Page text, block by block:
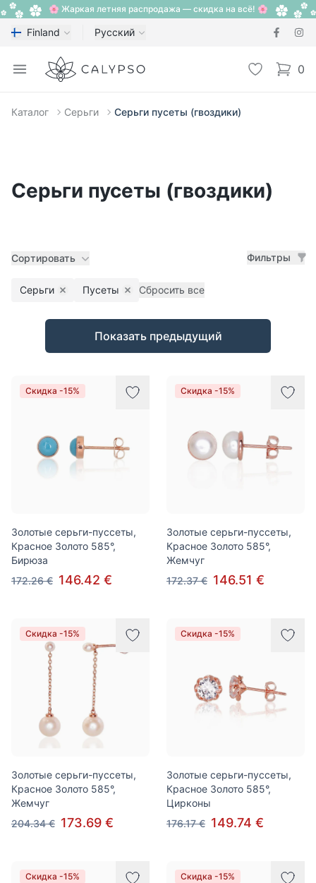
🌸 Жаркая летняя распродажа — скидка на всё! 🌸
Finland Русский
Open menu
Calypso Избранное
0
items
Каталог Серьги Серьги пусеты (гвоздики)
Серьги пусеты (гвоздики)
Сортировать Фильтры
Серьги Remove filter
Пусеты Remove filter
Сбросить все
Товары
Показать предыдущий
Скидка -15%
Золотые серьги-пуссеты,
Красное Золото 585°,
Бирюза
172.26 € 146.42 €
Скидка -15%
Золотые серьги-пуссеты,
Красное Золото 585°,
Жемчуг
172.37 € 146.51 €
Скидка -15%
Золотые серьги-пуссеты,
Красное Золото 585°,
Жемчуг
204.34 € 173.69 €
Скидка -15%
Золотые серьги-пуссеты,
Красное Золото 585°,
Цирконы
176.17 € 149.74 €
Скидка -15% Скидка -15%